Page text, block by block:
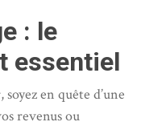
: le
essentiel
en quête d’une
revenus ou